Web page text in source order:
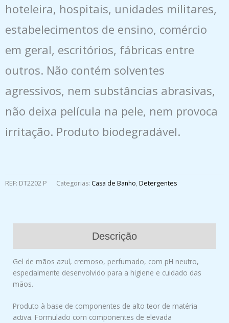
hoteleira, hospitais, unidades militares,
estabelecimentos de ensino, comércio
em geral, escritórios, fábricas entre
outros. Não contém solventes
agressivos, nem substâncias abrasivas,
não deixa película na pele, nem provoca
irritação. Produto biodegradável.
REF: DT2202 P Categorias: Casa de Banho, Detergentes
Descrição
Gel de mãos azul, cremoso, perfumado, com pH neutro,
especialmente desenvolvido para a higiene e cuidado das
mãos.
Produto à base de componentes de alto teor de matéria
activa. Formulado com componentes de elevada